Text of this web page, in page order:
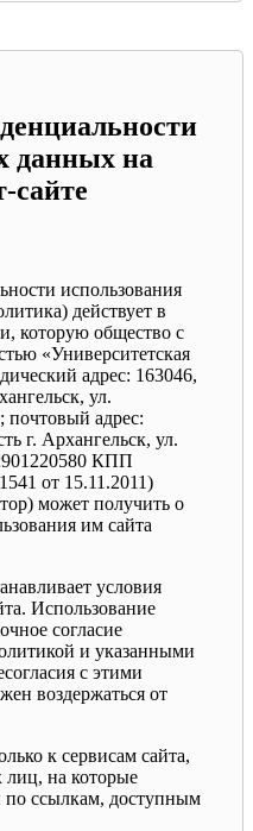
данных на
сайте
использования
действует в
которую общество с
«Университетская
адрес: 163046,
ул.
почтовый адрес:
г. Архангельск, ул.
КПП
от 15.11.2011)
может получить о
им сайта
условия
Использование
согласие
и указанными
с этими
воздержаться от
к сервисам сайта,
лиц, на которые
по ссылкам, доступным